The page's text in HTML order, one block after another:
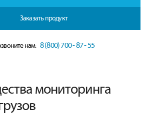
Заказать продукт
нам: 8 (800) 700 - 87 - 55
мониторинга